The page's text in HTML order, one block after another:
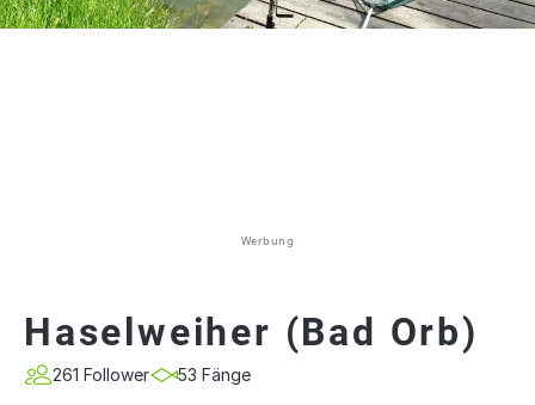
Werbung
Haselweiher (Bad Orb)
261 Follower 53 Fänge